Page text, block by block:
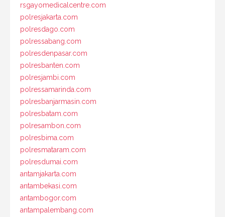
rsgayomedicalcentre.com
polresjakarta.com
polresdago.com
polressabang.com
polresdenpasar.com
polresbanten.com
polresjambi.com
polressamarinda.com
polresbanjarmasin.com
polresbatam.com
polresambon.com
polresbima.com
polresmataram.com
polresdumai.com
antamjakarta.com
antambekasi.com
antambogor.com
antampalembang.com